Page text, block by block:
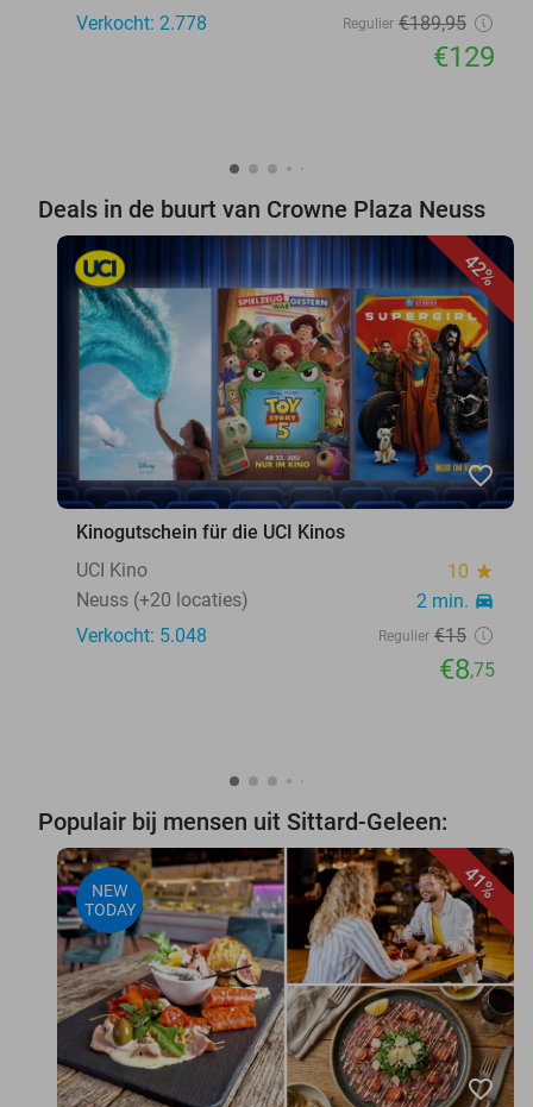
Verkocht: 2.778 Regulier €189,95
€129
Deals in de buurt van Crowne Plaza Neuss
42%
favorite_border
Kinogutschein für die UCI Kinos
UCI Kino
10 star
Neuss (+20 locaties) 2 min. directions_car
Verkocht: 5.048 Regulier €15
€8,75
Populair bij mensen uit Sittard-Geleen:
41%
NEW
TODAY
favorite_border